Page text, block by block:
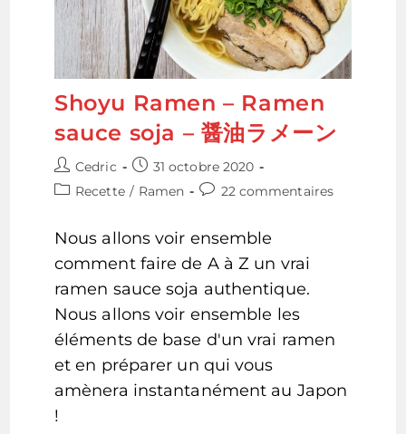
Shoyu Ramen – Ramen
sauce soja – 醤油ラメーン
Auteur/autrice
de
Cedric
Publication
publiée :
31 octobre 2020
PostRecette / Ramen
Commentaires
publication :
22 commentaires
Nous allons voir ensemble
comment faire de A à Z un vrai
ramen sauce soja authentique.
Nous allons voir ensemble les
éléments de base d'un vrai ramen
et en préparer un qui vous
amènera instantanément au Japon
!